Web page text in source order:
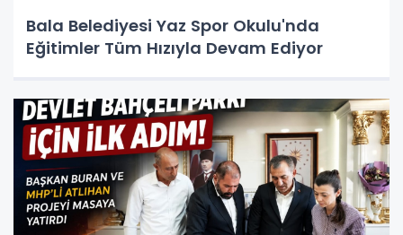
Bala Belediyesi Yaz Spor Okulu'nda
Eğitimler Tüm Hızıyla Devam Ediyor